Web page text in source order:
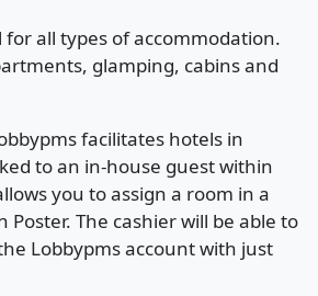
all types of accommodation.
glamping, cabins and
facilitates hotels in
to an in-house guest within
you to assign a room in a
Poster. The cashier will be able to
Lobbypms account with just